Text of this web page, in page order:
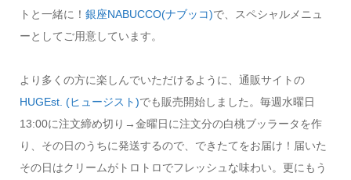
トと一緒に！ 銀座NABUCCO(ナブッコ)で、スペシャルメニュ
ーとしてご用意しています。
より多くの方に楽しんでいただけるように、通販サイトの
HUGEst. (ヒュージスト)でも販売開始しました。毎週水曜日
13:00に注文締め切り→金曜日に注文分の白桃ブッラータを作
り、その日のうちに発送するので、できたてをお届け！届いた
その日はクリームがトロトロでフレッシュな味わい。更にもう